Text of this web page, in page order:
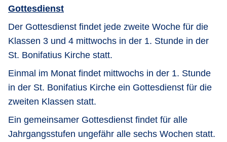
Gottesdienst
Der Gottesdienst findet jede zweite Woche für die
Klassen 3 und 4 mittwochs in der 1. Stunde in der
St. Bonifatius Kirche statt.
Einmal im Monat findet mittwochs in der 1. Stunde
in der St. Bonifatius Kirche ein Gottesdienst für die
zweiten Klassen statt.
Ein gemeinsamer Gottesdienst findet für alle
Jahrgangsstufen ungefähr alle sechs Wochen statt.